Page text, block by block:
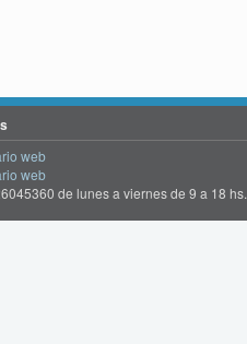
web
web
de lunes a viernes de 9 a 18 hs.